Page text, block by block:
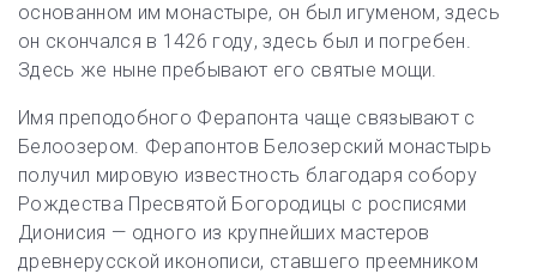
основанном им монастыре, он был игуменом, здесь
он скончался в 1426 году, здесь был и погребен.
Здесь же ныне пребывают его святые мощи.
Имя преподобного Ферапонта чаще связывают с
Белоозером. Ферапонтов Белозерский монастырь
получил мировую известность благодаря собору
Рождества Пресвятой Богородицы с росписями
Дионисия — одного из крупнейших мастеров
древнерусской иконописи, ставшего преемником